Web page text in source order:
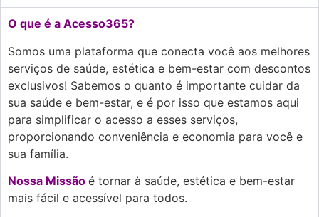
O que é a Acesso365?
Somos uma plataforma que conecta você aos melhores
serviços de saúde, estética e bem-estar com descontos
exclusivos! Sabemos o quanto é importante cuidar da
sua saúde e bem-estar, e é por isso que estamos aqui
para simplificar o acesso a esses serviços,
proporcionando conveniência e economia para você e
sua família.
Nossa Missão é tornar à saúde, estética e bem-estar
mais fácil e acessível para todos.